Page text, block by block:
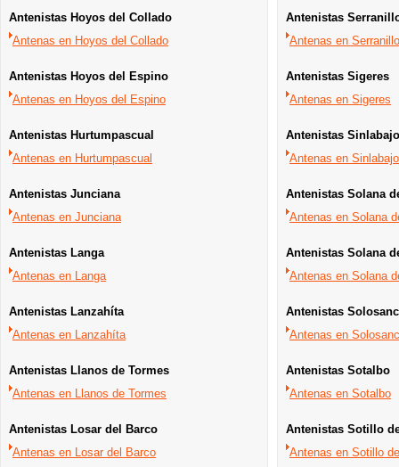
Antenistas Hoyos del Collado
Antenas en Hoyos del Collado
Antenistas Hoyos del Espino
Antenas en Hoyos del Espino
Antenistas Hurtumpascual
Antenas en Hurtumpascual
Antenistas Junciana
Antenas en Junciana
Antenistas Langa
Antenas en Langa
Antenistas Lanzahíta
Antenas en Lanzahíta
Antenistas Llanos de Tormes
Antenas en Llanos de Tormes
Antenistas Losar del Barco
Antenas en Losar del Barco
Antenistas
Antenas en
Antenistas Sigeres
Antenas en Sigeres
Antenistas
Antenas en
Antenistas Solana
Antenas en Solana
Antenistas Solana
Antenas en Solana
Antenistas
Antenas en
Antenistas Sotalbo
Antenas en Sotalbo
Antenistas Sotillo
Antenas en Sotillo